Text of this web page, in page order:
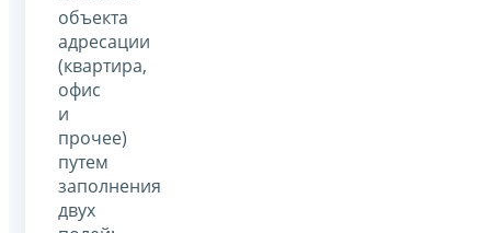
объекта
адресации
(квартира,
офис
и
прочее)
путем
заполнения
двух